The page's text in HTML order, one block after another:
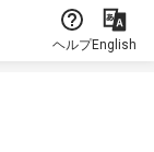
ヘルプEnglish